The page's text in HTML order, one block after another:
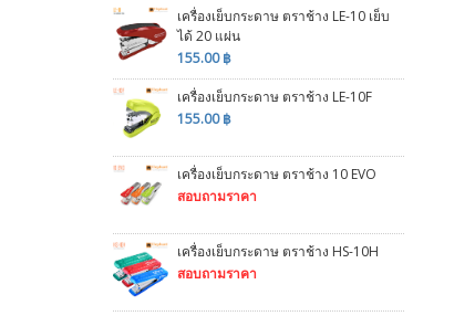
เครื่องเย็บกระดาษ ตราช้าง LE-10 เย็บ
ได้ 20 แผ่น
155.00 ฿
เครื่องเย็บกระดาษ ตราช้าง LE-10F
155.00 ฿
เครื่องเย็บกระดาษ ตราช้าง 10 EVO
สอบถามราคา
เครื่องเย็บกระดาษ ตราช้าง HS-10H
สอบถามราคา